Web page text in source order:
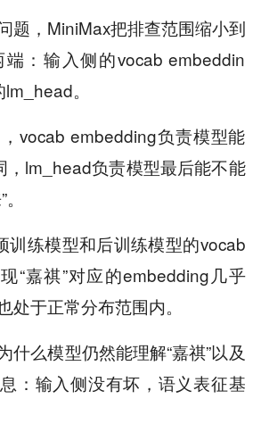
题，MiniMax把排查范围缩小到
：输入侧的vocab embeddin
。
vocab embedding负责模型能
，lm_head负责模型最后能不能
训练模型和后训练模型的vocab
“嘉祺”对应的embedding几乎
处于正常分布范围内。
什么模型仍然能理解“嘉祺”以及
：输入侧没有坏，语义表征基